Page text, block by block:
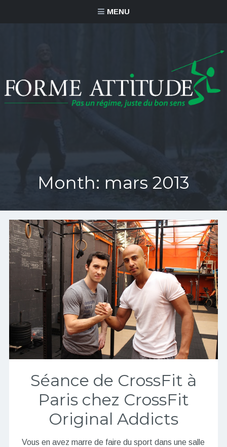
MENU
Month: mars 2013
Séance de CrossFit à
Paris chez CrossFit
Original Addicts
Vous en avez marre de faire du sport dans une salle